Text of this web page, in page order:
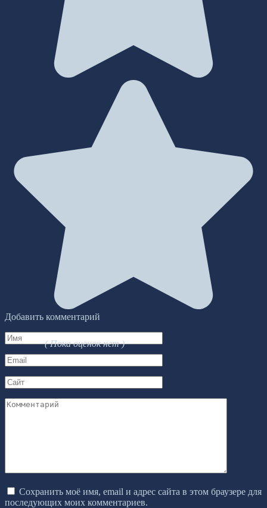
( Пока оценок нет )
Добавить комментарий
Имя
*
Email
*
Сайт
Комментарий
Сохранить моё имя, email и адрес сайта в этом браузере для
последующих моих комментариев.